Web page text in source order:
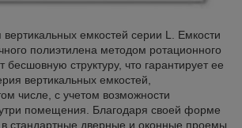
емкостей серии L. Емкости
полиэтилена методом ротационного
структуру, что гарантирует ее
вертикальных емкостей,
числе, с учетом возможности
помещения. Благодаря своей форме
в стандартные дверные и оконные проемы.